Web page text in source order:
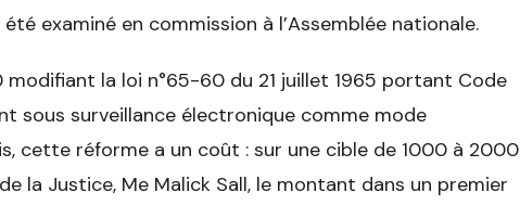
examiné en commission à l’Assemblée nationale.
modifiant la loi n°65-60 du 21 juillet 1965 portant Code
sous surveillance électronique comme mode
cette réforme a un coût : sur une cible de 1000 à 2000
la Justice, Me Malick Sall, le montant dans un premier